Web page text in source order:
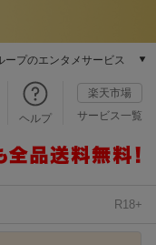
ープのエンタメサービス
/ゲーム/CD/DVD
天ブックス
天Kobo
ヘルプ
楽天市場
サービス一覧
R18+